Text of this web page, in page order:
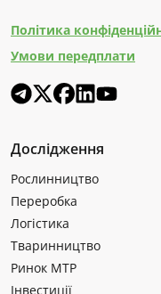
Політика
Умови передплати
Дослідження
Рослинництво
Переробка
Логістика
Тваринництво
Ринок МТР
Інвестиції